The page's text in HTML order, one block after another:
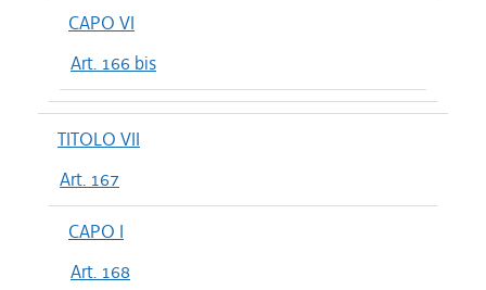
CAPO VI
Art. 166 bis
TITOLO VII
Art. 167
CAPO I
Art. 168